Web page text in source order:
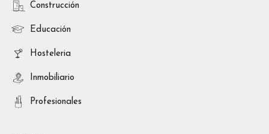
Construcción
Educación
Hosteleria
Inmobiliario
Profesionales